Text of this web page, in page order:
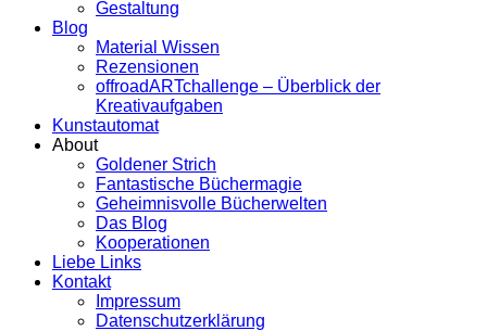
Gestaltung
Blog
Material Wissen
Rezensionen
offroadARTchallenge – Überblick der
Kreativaufgaben
Kunstautomat
About
Goldener Strich
Fantastische Büchermagie
Geheimnisvolle Bücherwelten
Das Blog
Kooperationen
Liebe Links
Kontakt
Impressum
Datenschutzerklärung